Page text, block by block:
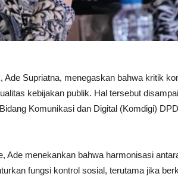
Supriatna, menegaskan bahwa kritik
kebijakan publik. Hal tersebut
Komunikasi dan Digital (Komdigi)
Ade menekankan bahwa harmonisasi
fungsi kontrol sosial, terutama jika